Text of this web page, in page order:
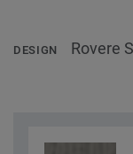
DESIGN Rovere